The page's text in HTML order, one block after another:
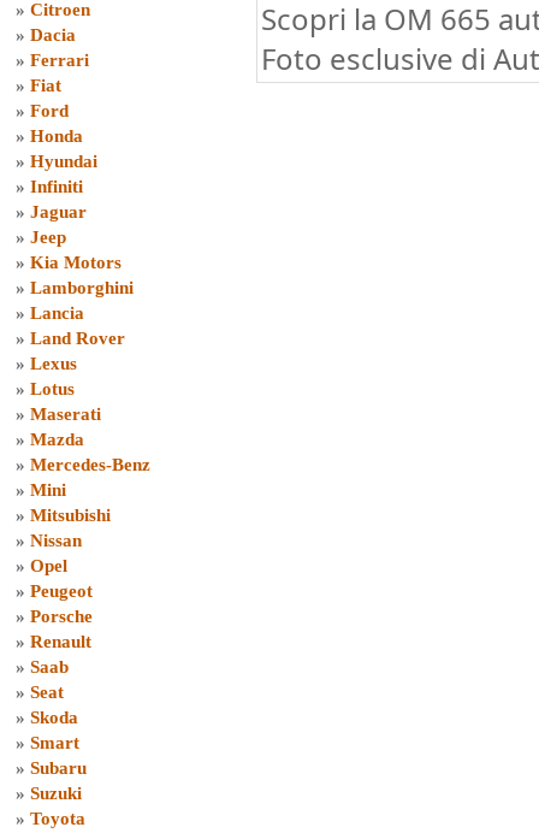
» Citroen
» Dacia
» Ferrari
» Fiat
» Ford
» Honda
» Hyundai
» Infiniti
» Jaguar
» Jeep
» Kia Motors
» Lamborghini
» Lancia
» Land Rover
» Lexus
» Lotus
» Maserati
» Mazda
» Mercedes-Benz
» Mini
» Mitsubishi
» Nissan
» Opel
» Peugeot
» Porsche
» Renault
» Saab
» Seat
» Skoda
» Smart
» Subaru
» Suzuki
» Toyota
Scopri la OM 665
Foto esclusive di